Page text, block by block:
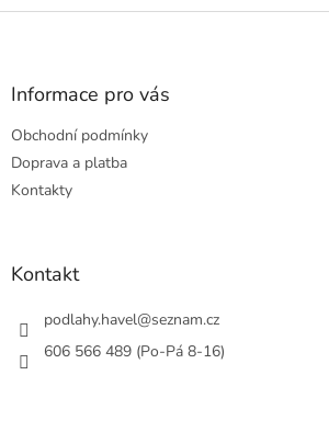
Z
Informace pro vás
Obchodní podmínky
Doprava a platba
Kontakty
Kontakt
podlahy.havel@seznam.cz
606 566 489 (Po-Pá 8-16)